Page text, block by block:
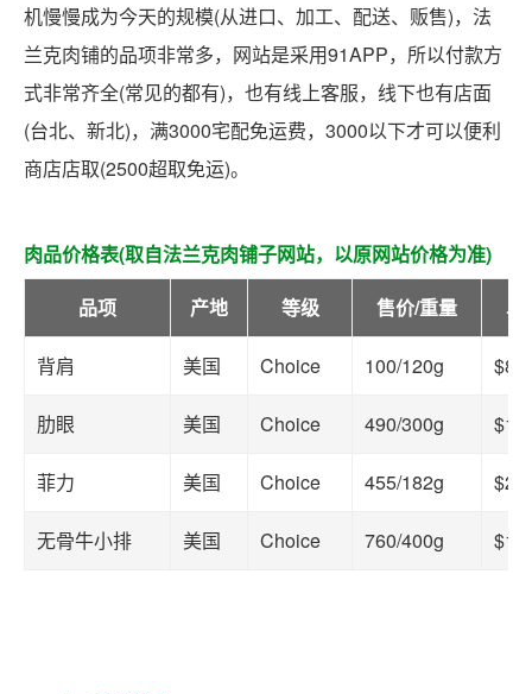
机慢慢成为今天的规模(从进口、加工、配送、贩售)，法
兰克肉铺的品项非常多，网站是采用91APP，所以付款方
式非常齐全(常见的都有)，也有线上客服，线下也有店面
(台北、新北)，满3000宅配免运费，3000以下才可以便利
商店店取(2500超取免运)。
肉品价格表(取自法兰克肉铺子网站，以原网站价格为准)
品项
产地 等级 售价/重量 单
背肩 美国 Choice 100/120g
肋眼 美国 Choice 490/300g
菲力 美国 Choice 455/182g
无骨牛小排 美国 Choice 760/400g